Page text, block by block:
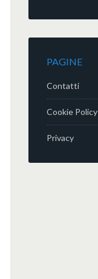
PAGINE
Contatti
Cookie Policy
Privacy